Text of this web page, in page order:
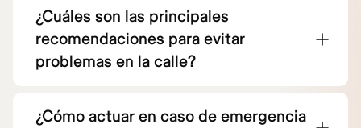
¿Cuáles son las principales
recomendaciones para evitar
problemas en la calle?
¿Cómo actuar en caso de emergencia